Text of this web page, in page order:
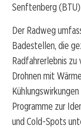
Senftenberg
Der Radweg
Badestellen, die
Radfahrerlebnis zu
Drohnen mit
Programme zur
und Cold-Spots